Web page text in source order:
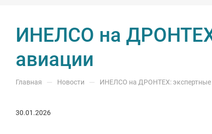
ИНЕЛСО на
авиации
Главная — Новости — ИНЕЛСО на ДРОНТЕХ: экспертные
30.01.2026